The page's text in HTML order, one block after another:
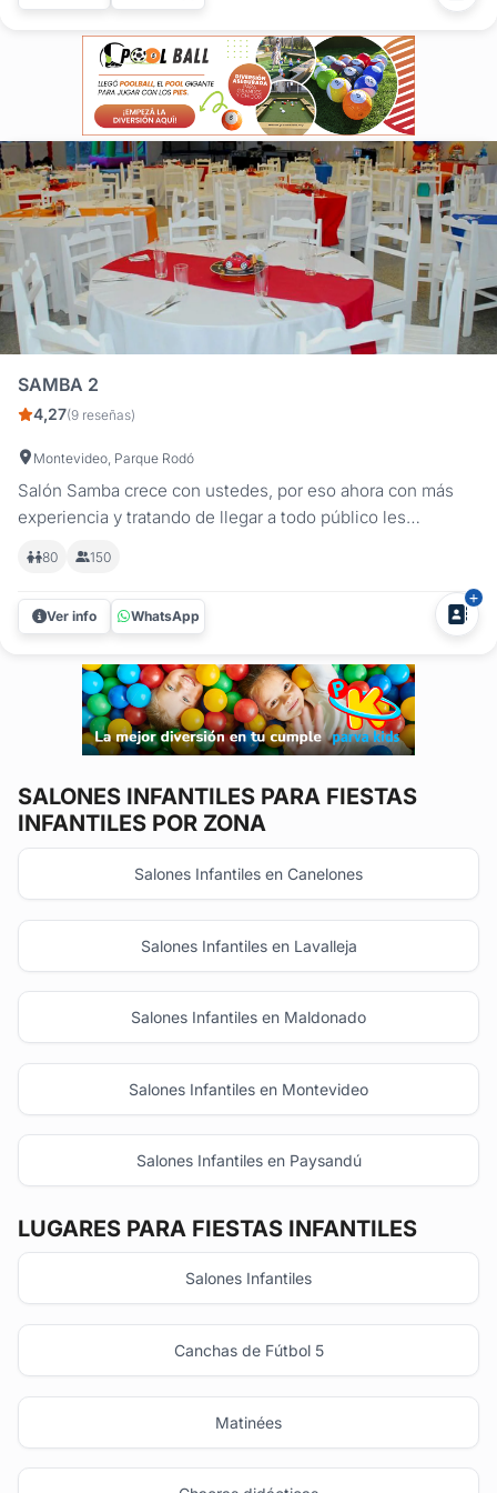
SAMBA 2
4,27(9 reseñas)
Montevideo, Parque Rodó
Salón Samba crece con ustedes, por eso ahora con más
experiencia y tratando de llegar a todo público les
de Montevideo a pasos de la facultad de arquitectura con
hermosos espacios al aire libre y capacidad hasta 150
personas,...
80 150
Ver info WhatsApp
SALONES INFANTILES PARA FIESTAS
INFANTILES POR ZONA
Salones Infantiles en Canelones
Salones Infantiles en Lavalleja
Salones Infantiles en Maldonado
Salones Infantiles en Montevideo
Salones Infantiles en Paysandú
LUGARES PARA FIESTAS INFANTILES
Salones Infantiles
Canchas de Fútbol 5
Matinées